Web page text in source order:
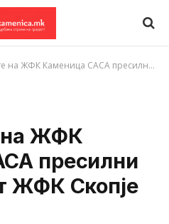
САСА пресилни за домаќинот ЖФК Скопје во Скопје
на ЖФК
пресилни
ЖФК Скопје